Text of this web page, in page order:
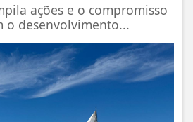
ações e o compromisso
o desenvolvimento...